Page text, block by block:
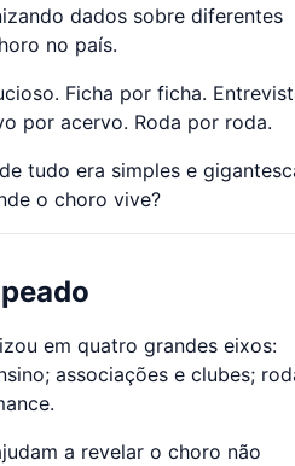
dados sobre diferentes
no país.
Ficha por ficha.
por acervo. Roda por roda.
tudo era simples e
o choro vive?
em quatro grandes eixos:
associações e clubes;
a revelar o choro não